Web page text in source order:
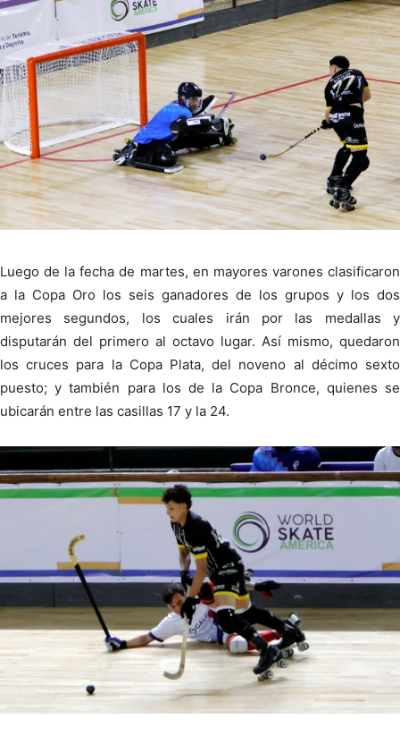
Luego de la fecha de martes, en mayores varones clasificaron
a la Copa Oro los seis ganadores de los grupos y los dos
mejores segundos, los cuales irán por las medallas y
disputarán del primero al octavo lugar. Así mismo, quedaron
los cruces para la Copa Plata, del noveno al décimo sexto
puesto; y también para los de la Copa Bronce, quienes se
ubicarán entre las casillas 17 y la 24.